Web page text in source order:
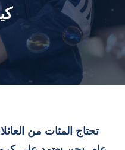
تحتاج المئات من